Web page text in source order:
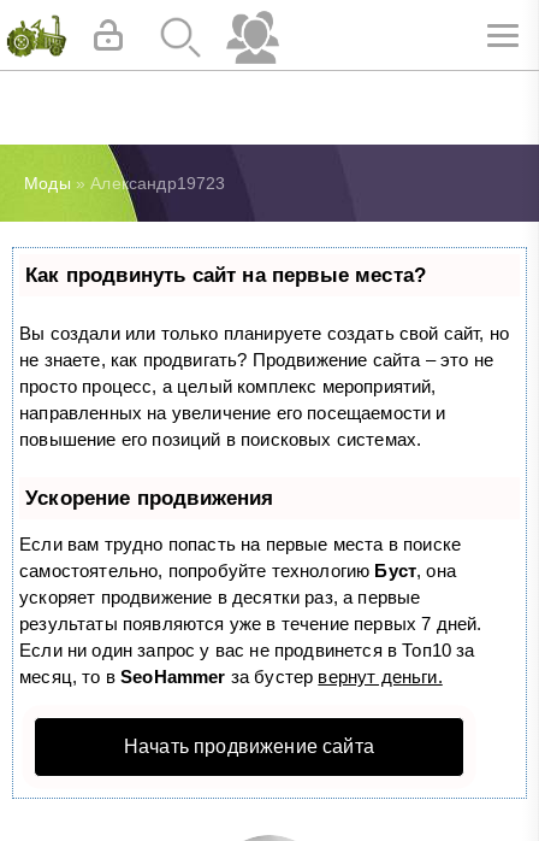
Моды » Александр19723
Как продвинуть сайт на первые места?
Вы создали или только планируете создать свой сайт, но
не знаете, как продвигать? Продвижение сайта – это не
просто процесс, а целый комплекс мероприятий,
направленных на увеличение его посещаемости и
повышение его позиций в поисковых системах.
Ускорение продвижения
Если вам трудно попасть на первые места в поиске
самостоятельно, попробуйте технологию Буст, она
ускоряет продвижение в десятки раз, а первые
результаты появляются уже в течение первых 7 дней.
Если ни один запрос у вас не продвинется в Топ10 за
месяц, то вSeoHammer за бустер вернут деньги.
Начать продвижение сайта